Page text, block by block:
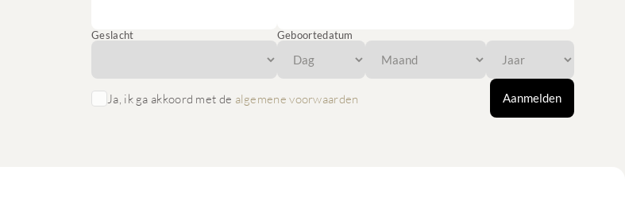
Geslacht Geboortedatum
Ja, ik ga akkoord met de algemene voorwaarden Aanmelden